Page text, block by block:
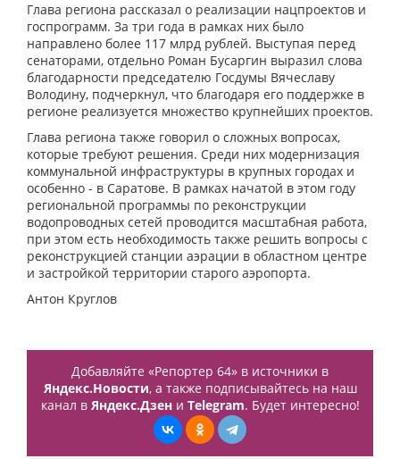
Глава региона рассказал о реализации нацпроектов и
госпрограмм. За три года в рамках них было
направлено более 117 млрд рублей. Выступая перед
сенаторами, отдельно Роман Бусаргин выразил слова
благодарности председателю Госдумы Вячеславу
Володину, подчеркнул, что благодаря его поддержке в
регионе реализуется множество крупнейших проектов.
Глава региона также говорил о сложных вопросах,
которые требуют решения. Среди них модернизация
коммунальной инфраструктуры в крупных городах и
особенно - в Саратове. В рамках начатой в этом году
региональной программы по реконструкции
водопроводных сетей проводится масштабная работа,
при этом есть необходимость также решить вопросы с
реконструкцией станции аэрации в областном центре
и застройкой территории старого аэропорта.
Антон Круглов
Добавляйте «Репортер 64» в источники в
Яндекс.Новости, а также подписывайтесь на наш
канал в Яндекс.Дзени Telegram. Будет интересно!